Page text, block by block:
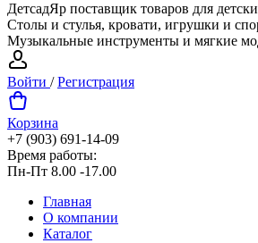
ДетсадЯр поставщик товаров для
Столы и стулья, кровати, игрушки и
Музыкальные инструменты и мягкие
Войти /Регистрация
Корзина
+7 (903) 691-14-09
Время работы:
Пн-Пт 8.00 -17.00
Главная
О компании
Каталог